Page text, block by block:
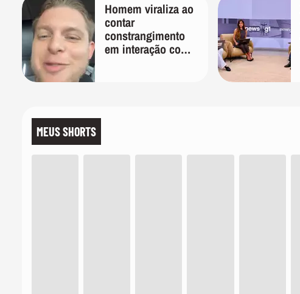
Homem viraliza ao
contar
constrangimento
em interação com
MEUS SHORTS